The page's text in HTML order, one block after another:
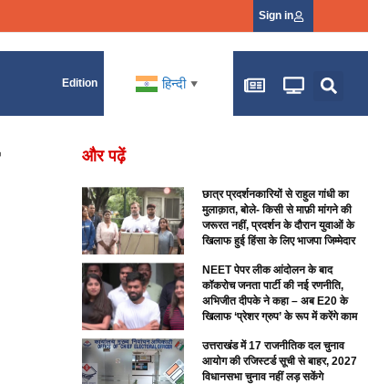
Sign in
Edition हिन्दी ▼
और पढ़ें
छात्र प्रदर्शनकारियों से राहुल गांधी का
मुलाक़ात, बोले- किसी से माफ़ी मांगने की
जरूरत नहीं, प्रदर्शन के दौरान युवाओं के
खिलाफ हुई हिंसा के लिए भाजपा जिम्मेदार
NEET पेपर लीक आंदोलन के बाद
कॉकरोच जनता पार्टी की नई रणनीति,
अभिजीत दीपके ने कहा – अब E20 के
खिलाफ ‘प्रेशर ग्रुप’ के रूप में करेंगे काम
उत्तराखंड में 17 राजनीतिक दल चुनाव
आयोग की रजिस्टर्ड सूची से बाहर, 2027
विधानसभा चुनाव नहीं लड़ सकेंगे